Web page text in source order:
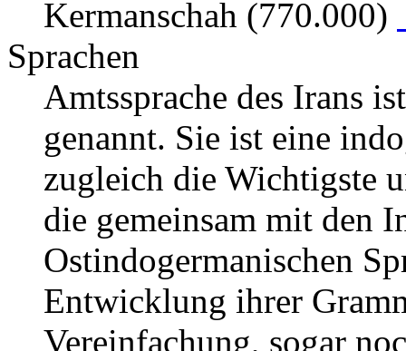
Kermanschah (770.000)
Sprachen
Amtssprache des Irans
genannt. Sie ist eine
zugleich die Wichtigste
die gemeinsam mit den
Ostindogermanischen
Entwicklung ihrer
Vereinfachung, sogar